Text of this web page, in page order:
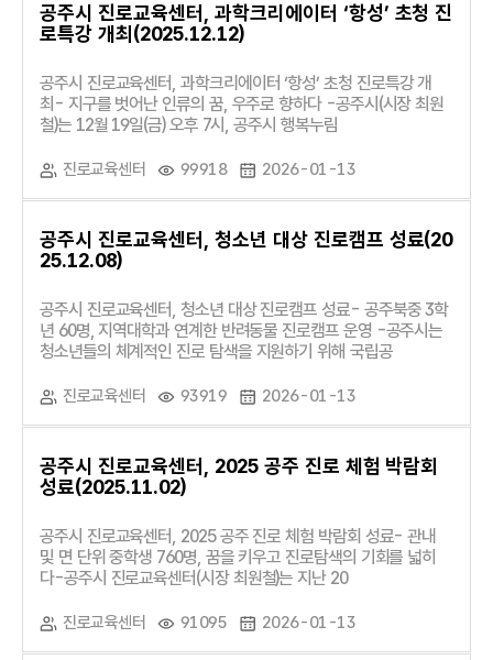
공주시 진로교육센터, 과학크리에이터 ‘항성’ 초청 진
로특강 개최(2025.12.12)
공주시 진로교육센터, 과학크리에이터 ‘항성’ 초청 진로특강 개
최- 지구를 벗어난 인류의 꿈, 우주로 향하다 -공주시(시장 최원
철)는 12월 19일(금) 오후 7시, 공주시 행복누림
진로교육센터 99918 2026-01-13
공주시 진로교육센터, 청소년 대상 진로캠프 성료(20
25.12.08)
공주시 진로교육센터, 청소년 대상 진로캠프 성료- 공주북중 3학
년 60명, 지역대학과 연계한 반려동물 진로캠프 운영 -공주시는
청소년들의 체계적인 진로 탐색을 지원하기 위해 국립공
진로교육센터 93919 2026-01-13
공주시 진로교육센터, 2025 공주 진로 체험 박람회
성료(2025.11.02)
공주시 진로교육센터, 2025 공주 진로 체험 박람회 성료- 관내
및 면 단위 중학생 760명, 꿈을 키우고 진로탐색의 기회를 넓히
다-공주시 진로교육센터(시장 최원철)는 지난 20
진로교육센터 91095 2026-01-13